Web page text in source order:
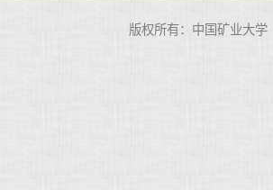
版权所有：中国矿业大学